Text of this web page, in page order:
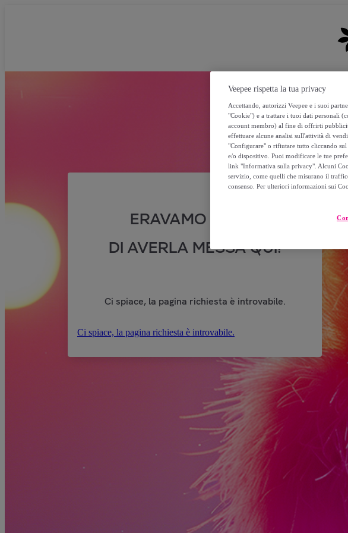
ERAVAMO SICURI
DI AVERLA MESSA QUI!
Ci spiace, la pagina richiesta è introvabile.
Ci spiace, la pagina richiesta è introvabile.
Veepee rispetta la tua privacy
Accettando, autorizzi Veepee e i suoi
"Cookie") e a trattare i tuoi dati personali
account membro) al fine di offrirti
effettuare alcune analisi sull'attività di
"Configurare" o rifiutare tutto cliccando sul
e/o dispositivo. Puoi modificare le tue
link "Informativa sulla privacy". Alcuni
servizio, come quelli che misurano il
consenso. Per ulteriori informazioni sui